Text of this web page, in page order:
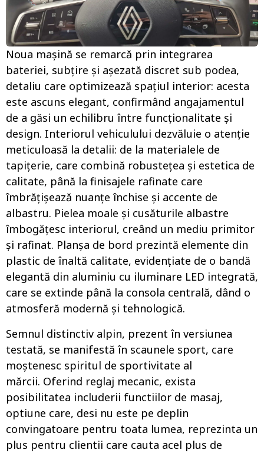
Noua mașină se remarcă prin integrarea
bateriei, subțire și așezată discret sub podea,
detaliu care optimizează spațiul interior: acesta
este ascuns elegant, confirmând angajamentul
de a găsi un echilibru între funcționalitate și
design. Interiorul vehiculului dezvăluie o atenție
meticuloasă la detalii: de la materialele de
tapițerie, care combină robustețea și estetica de
calitate, până la finisajele rafinate care
îmbrățișează nuanțe închise și accente de
albastru. Pielea moale și cusăturile albastre
îmbogățesc interiorul, creând un mediu primitor
și rafinat. Planşa de bord prezintă elemente din
plastic de înaltă calitate, evidenţiate de o bandă
elegantă din aluminiu cu iluminare LED integrată,
care se extinde până la consola centrală, dând o
atmosferă modernă şi tehnologică.
Semnul distinctiv alpin, prezent în versiunea
testată, se manifestă în scaunele sport, care
moștenesc spiritul de sportivitate al
mărcii. Oferind reglaj mecanic, exista
posibilitatea includerii functiilor de masaj,
optiune care, desi nu este pe deplin
convingatoare pentru toata lumea, reprezinta un
plus pentru clientii care cauta acel plus de